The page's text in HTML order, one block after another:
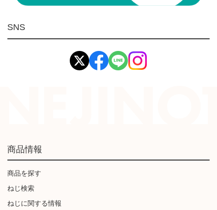
環境安全用品
イマオ製品(IMAO)
工業資材(栃木屋)
SNS
商品情報
商品を探す
ねじ検索
ねじに関する情報